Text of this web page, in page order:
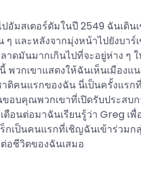
อัมสเตอร์ดัมในปี 2549 ฉันเดิน
ๆ และหลังจากมุ่งหน้าไปยังบา
ดมันมากเกินไปที่จะอยู่ห่าง ๆ
พวกเขาแสดงให้ฉันเห็นเมืองแ
ติคนแรกของฉัน นี่เป็นครั้งแร
อบคุณพวกเขาที่เปิดรับประสบ
อนต่อมาฉันเรียนรู้ว่า Greg เพื่
กเป็นคนแรกที่เชิญฉันเข้าร่วม
อชีวิตของฉันเสมอ